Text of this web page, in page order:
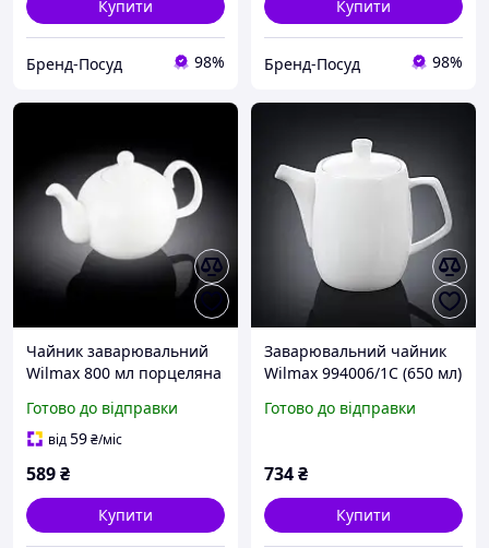
Купити
Бренд-Посуд 98%
Купити
Бренд-Посуд 98%
Чайник заварювальний
Wilmax 800 мл порцеляна
доставкою по Україні
Готово до відправки
від59₴/міс
589₴
Купити
Заварювальний чайник
Wilmax 994006/1C (650 мл)
Готово до відправки
734₴
Купити